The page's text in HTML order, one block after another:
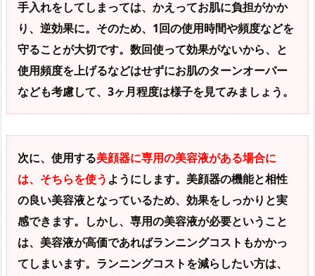
手入れをしてしまっては、かえってお肌に負担がかか
り、逆効果に。そのため、1回の使用時間や頻度などを
守ることが大切です。数回使って効果がないから、と
使用頻度を上げるなどはせずにお肌のターンオーバー
なども考慮して、3ヶ月程度は様子を見てみましょう。
次に、使用する美顔器に専用の美容液がある場合に
は、そちらを使う ようにします。美顔器の機能と相性
の良い美容液となっているため、効果をしっかりと実
感できます。しかし、専用の美容液が必要ということ
は、美容液が高価であればランニングコストもかかっ
てしまいます。ランニングコストを減らしたい方は、